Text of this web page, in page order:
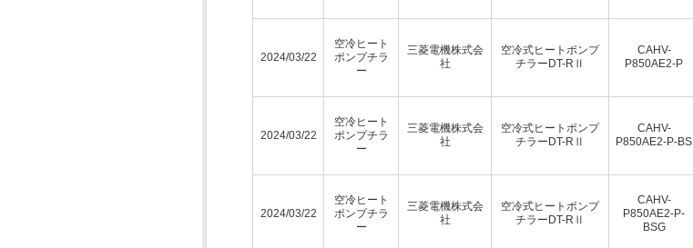
2024/03/22
空冷ヒート
ポンプチラ
ー
三菱電機株式会
社
空冷式ヒートポンプ
チラーDT-RⅡ
CAHV-
P850AE2-P
2024/03/22
空冷ヒート
ポンプチラ
ー
三菱電機株式会
社
空冷式ヒートポンプ
チラーDT-RⅡ
CAHV-
P850AE2-P-BS
2024/03/22
空冷ヒート
ポンプチラ
ー
三菱電機株式会
社
空冷式ヒートポンプ
チラーDT-RⅡ
CAHV-
P850AE2-P-
BSG